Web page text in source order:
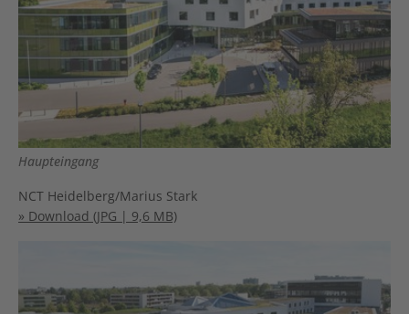
Haupteingang
NCT Heidelberg/Marius Stark
» Download (JPG | 9,6 MB)